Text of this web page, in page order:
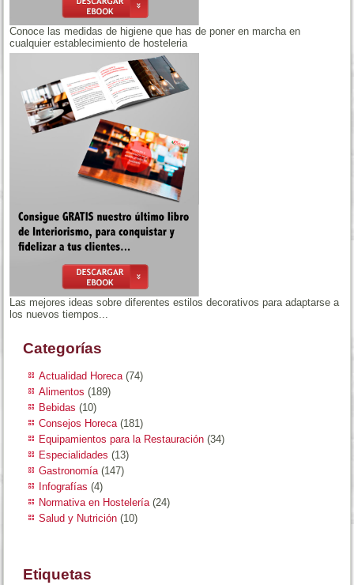
Conoce las medidas de higiene que has de poner en marcha en
cualquier establecimiento de hosteleria
Las mejores ideas sobre diferentes estilos decorativos para adaptarse a
los nuevos tiempos...
Categorías
Actualidad Horeca(74)
Alimentos (189)
Bebidas (10)
Consejos Horeca(181)
Equipamientos para la Restauración (34)
Especialidades (13)
Gastronomía(147)
Infografías (4)
Normativa en Hostelería(24)
Salud y Nutrición (10)
Etiquetas